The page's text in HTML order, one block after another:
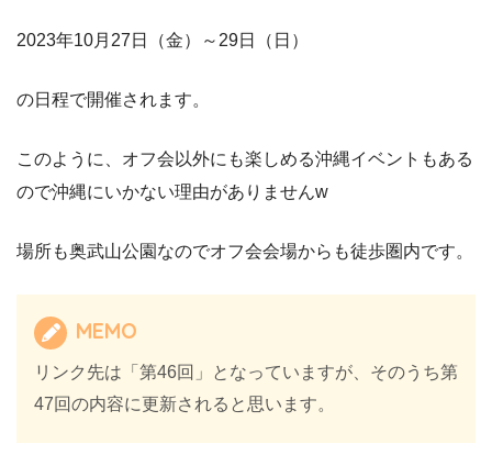
2023年10月27日（金）～29日（日）
の日程で開催されます。
このように、オフ会以外にも楽しめる沖縄イベントもある
ので沖縄にいかない理由がありませんw
場所も奥武山公園なのでオフ会会場からも徒歩圏内です。
MEMO
リンク先は「第46回」となっていますが、そのうち第
47回の内容に更新されると思います。